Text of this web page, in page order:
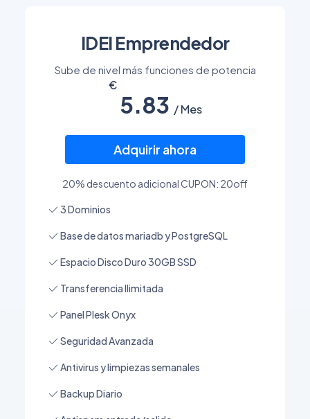
IDEI Emprendedor
Sube de nivel más funciones de potencia
5.83 / Mes
Adquirir ahora
20% descuento adicional CUPON: 20off
3 Dominios
Base de datos mariadb y PostgreSQL
Espacio Disco Duro 30GB SSD
Transferencia Ilimitada
Panel Plesk Onyx
Seguridad Avanzada
Antivirus y limpiezas semanales
Backup Diario